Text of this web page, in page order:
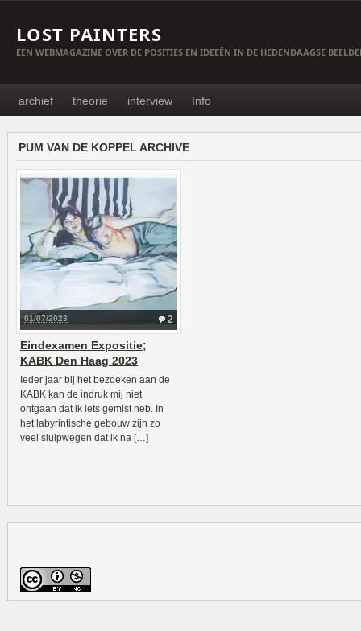
LOST PAINTERS
EEN WEBMAGAZINE OVER DE POSITIES EN IDEEËN IN DE HEDENDAAGSE
archief theorie interview Info
PUM VAN DE KOPPEL ARCHIVE
2
01/07/2023
Eindexamen Expositie;
KABK Den Haag 2023
Ieder jaar bij het bezoeken aan de
KABK kan de indruk mij niet
ontgaan dat ik iets gemist heb. In
het labyrintische gebouw zijn zo
veel sluipwegen dat ik na […]